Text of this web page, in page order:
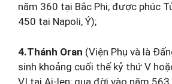
năm 360 tại Bắc Phi; được phúc
450 tại Napoli, Ý);
4.Thánh Oran (Viện Phụ và là
sinh khoảng cuối thế kỷ thứ V
VI tại Ai-len; qua đời vào năm